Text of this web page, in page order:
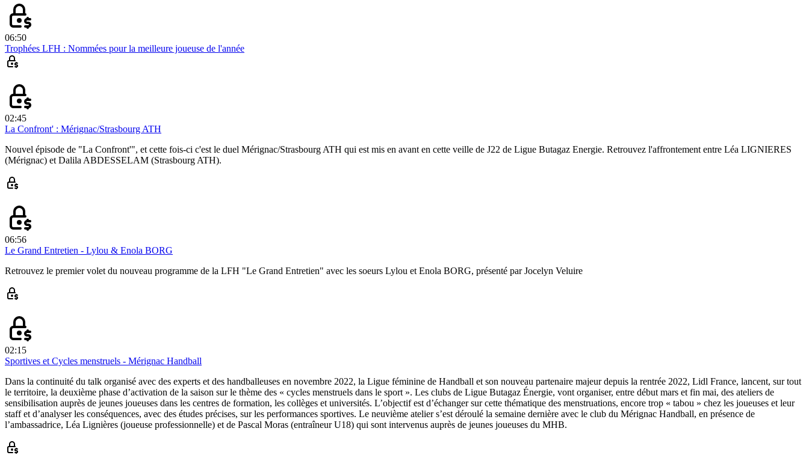
06:50
Trophées LFH : Nommées pour la meilleure joueuse de l'année
02:45
La Confront' : Mérignac/Strasbourg ATH
Nouvel épisode de "La Confront'", et cette fois-ci c'est le duel Mérignac/Strasbourg ATH qui est mis en avant en cette veille de J22 de Ligue Butagaz Energie. Retrouvez l'affrontement entre Léa LIGNIERES
(Mérignac) et Dalila ABDESSELAM (Strasbourg ATH).
06:56
Le Grand Entretien - Lylou & Enola BORG
Retrouvez le premier volet du nouveau programme de la LFH "Le Grand Entretien" avec les soeurs Lylou et Enola BORG, présenté par Jocelyn Veluire
02:15
Sportives et Cycles menstruels - Mérignac Handball
Dans la continuité du talk organisé avec des experts et des handballeuses en novembre 2022, la Ligue féminine de Handball et son nouveau partenaire majeur depuis la rentrée 2022, Lidl France, lancent, sur tout
le territoire, la deuxième phase d’activation de la saison sur le thème des « cycles menstruels dans le sport ». Les clubs de Ligue Butagaz Énergie, vont organiser, entre début mars et fin mai, des ateliers de
sensibilisation auprès de jeunes joueuses dans les centres de formation, les collèges et universités. L’objectif est d’échanger sur cette thématique des menstruations, encore trop « tabou » chez les joueuses et leur
staff et d’analyser les conséquences, avec des études précises, sur les performances sportives. Le neuvième atelier s’est déroulé la semaine dernière avec le club du Mérignac Handball, en présence de
l’ambassadrice, Léa Lignières (joueuse professionnelle) et de Pascal Moras (entraîneur U18) qui sont intervenus auprès de jeunes joueuses du MHB.